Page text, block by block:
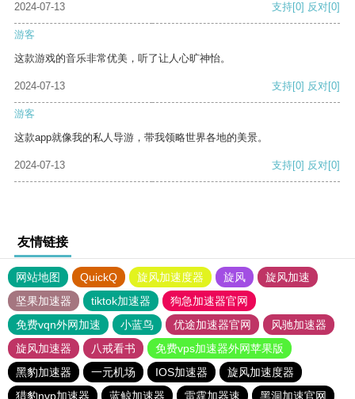
2024-07-13
支持[0] 反对[0]
游客
这款游戏的音乐非常优美，听了让人心旷神怡。
2024-07-13 支持[0] 反对[0]
游客
这款app就像我的私人导游，带我领略世界各地的美景。
2024-07-13 支持[0] 反对[0]
友情链接
网站地图 QuickQ 旋风加速度器 旋风
旋风加速
坚果加速器
tiktok加速器
狗急加速器官网
免费vqn外网加速
小蓝鸟 优途加速器官网
风驰加速器
旋风加速器
八戒看书
免费vps加速器外网苹果版
黑豹加速器
一元机场 IOS加速器
旋风加速度器
猎豹nvp加速器
蓝鲸加速器 雷霆加器速 黑洞加速官网